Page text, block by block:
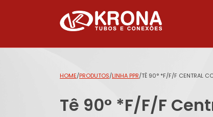
HOME/PRODUTOS/LINHA PPR/TÊ 90° *F/F/F CENTRAL
Tê 90° *F/F/F